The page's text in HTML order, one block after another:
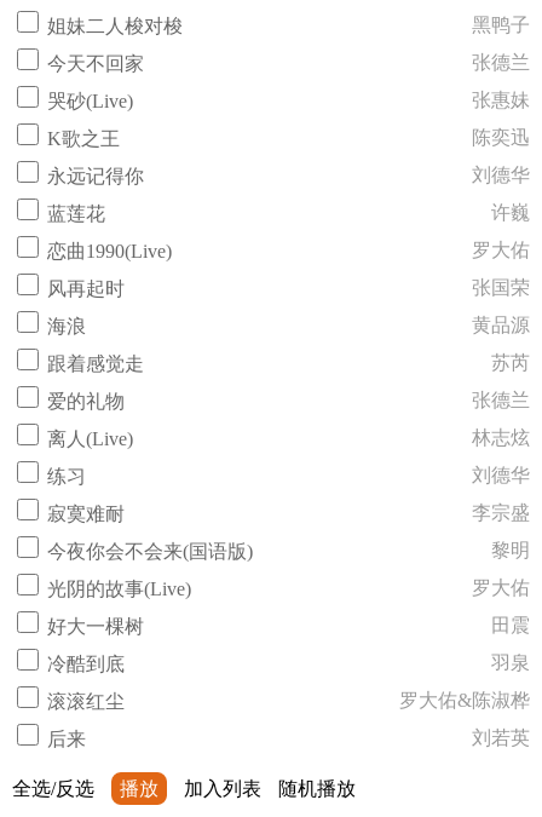
姐妹二人梭对梭
黑鸭子
今天不回家
张德兰
哭砂(Live)
张惠妹
K歌之王
陈奕迅
永远记得你
刘德华
蓝莲花
许巍
恋曲1990(Live)
罗大佑
风再起时
张国荣
海浪
黄品源
跟着感觉走
苏芮
爱的礼物
张德兰
离人(Live)
林志炫
练习
刘德华
寂寞难耐
李宗盛
今夜你会不会来(国语版)
黎明
光阴的故事(Live)
罗大佑
好大一棵树
田震
冷酷到底
羽泉
滚滚红尘
罗大佑&陈淑桦
后来
刘若英
全选/反选 播放 加入列表 随机播放